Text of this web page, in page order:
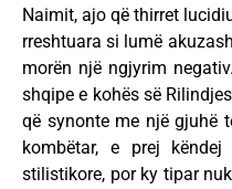
Naimit, ajo që thirret
rreshtuara si lumë
morën një ngjyrim
shqipe e kohës së
që synonte me një gjuhë
kombëtar, e prej
stilistikore, por ky tipar